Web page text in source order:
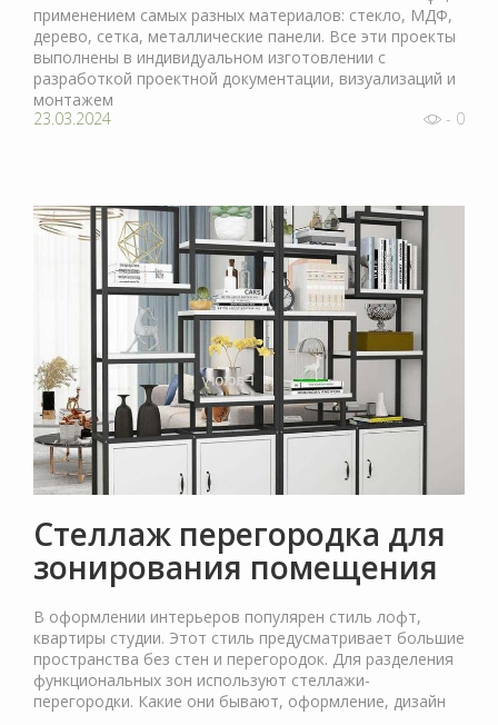
применением самых разных материалов: стекло, МДФ,
дерево, сетка, металлические панели. Все эти проекты
выполнены в индивидуальном изготовлении с
разработкой проектной документации, визуализаций и
монтажем
23.03.2024
- 0
Стеллаж перегородка для
зонирования помещения
В оформлении интерьеров популярен стиль лофт,
квартиры студии. Этот стиль предусматривает большие
пространства без стен и перегородок. Для разделения
функциональных зон используют стеллажи-
перегородки. Какие они бывают, оформление, дизайн